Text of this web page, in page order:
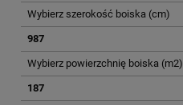
Wybierz szerokość boiska (cm)
987
Wybierz powierzchnię boiska (m2)
187